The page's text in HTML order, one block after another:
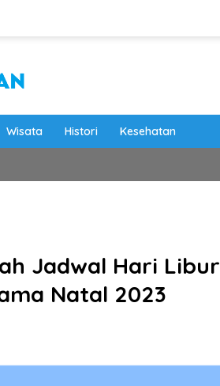
Wisata Histori Kesehatan
Jadwal Hari Libur
Natal 2023